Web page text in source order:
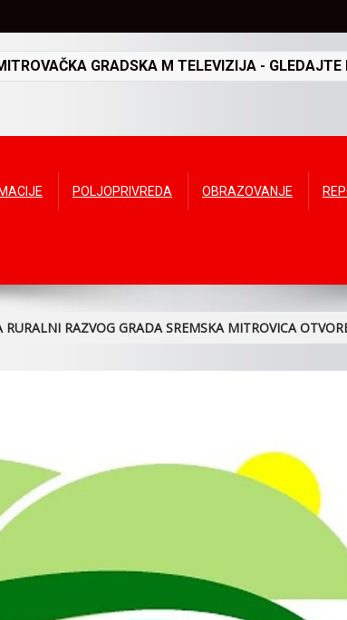
GRADSKA M TELEVIZIJA -
POLJOPRIVREDA OBRAZOVANJE
RURALNI RAZVOG GRADA SREMSKA MITROVICA